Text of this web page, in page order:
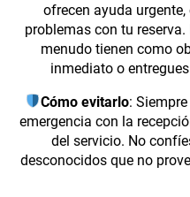
ofrecen ayuda
problemas con tu
menudo tienen como
inmediato o
Cómo evitarlo:
emergencia con la
del servicio. No
desconocidos que no